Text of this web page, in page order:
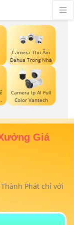
Camera Thu Âm
Dahua Trong Nhà
Camera Ip AI Full
Color Vantech
Giá
Phát chỉ với